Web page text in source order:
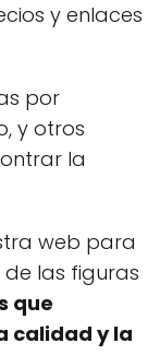
y enlaces
por
y otros
la
web para
las figuras
que
calidad y la